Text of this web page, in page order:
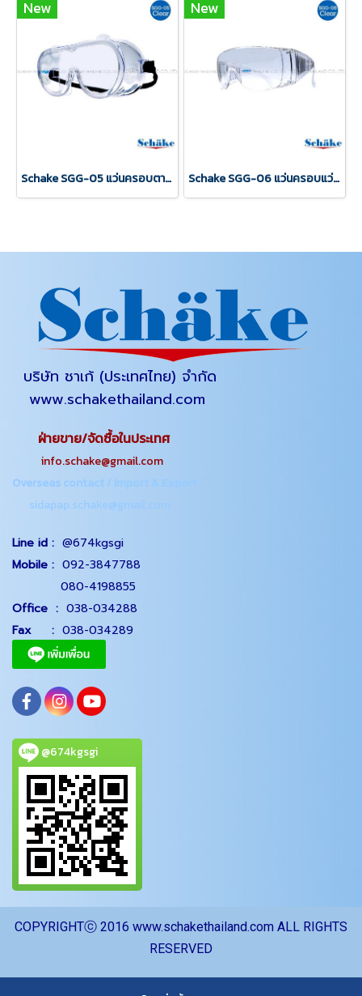
New
Schake SGG-05 แว่นครอบตานิรภัย ANSI Z87.1 NanoFogBlock
New
Schake SGG-06 แว่นครอบแว่นตานิรภัย ANSI Z87.1 NanoFogBlock
บริษัท ชาเก้ (ประเทศไทย) จำกัด
www.schakethailand.com
ฝ่ายขาย/จัดซื้อในประเทศ
info.schake@gmail.com
Overseas contact / Import & Export
sidapap.schake@gmail.com
Line id : @674kgsgi
Mobile : 092-3847788
080-4198855
Office : 038-034288
Fax : 038-034289
@674kgsgi
COPYRIGHTⓒ 2016 www.schakethailand.com ALL RIGHTS
RESERVED
ผู้เข้าชมวันนี้